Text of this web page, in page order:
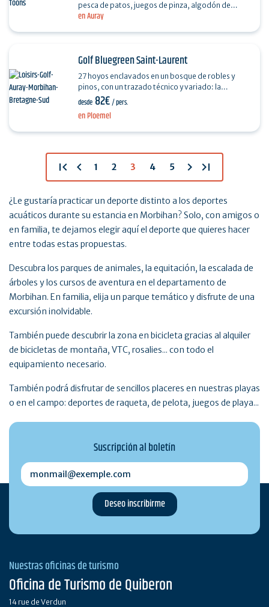
en Auray
pesca de patos, juegos de pinza, algodón de
azúcar, regaliz americano. Diversión en familia de
en Ploemel
Golf Bluegreen Saint-Laurent
27 hoyos enclavados en un bosque de robles y
pinos, con un trazado técnico y variado: la
reputación del campo de golf de Saint-Laurent
está bien…
desde 82€/ pers.
first_page chevron_left 1 2 3 4 5 chevron_right last_page
¿Le gustaría practicar un deporte distinto a los deportes
acuáticos durante su estancia en Morbihan? Solo, con amigos o
en familia, te dejamos elegir aquí el deporte que quieres hacer
entre todas estas propuestas.
Descubra los parques de animales, la equitación, la escalada de
árboles y los cursos de aventura en el departamento de
Morbihan. En familia, elija un parque temático y disfrute de una
excursión inolvidable.
También puede descubrir la zona en bicicleta gracias al alquiler
de bicicletas de montaña, VTC, rosalies... con todo el
equipamiento necesario.
También podrá disfrutar de sencillos placeres en nuestras playas
o en el campo: deportes de raqueta, de pelota, juegos de playa...
Suscripción al boletín
monmail@exemple.com
Nuestras oficinas de turismo
Oficina de Turismo de Quiberon
14 rue de Verdun